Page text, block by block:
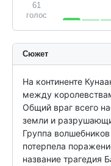
61
голос
Сюжет
На континенте
между
Общий враг всего
земли и
Группа
потерпела
название трагедия